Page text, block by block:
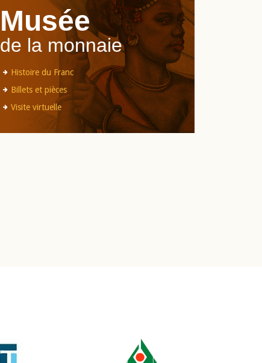
Musée
de la monnaie
Histoire du Franc
Billets et pièces
Visite virtuelle